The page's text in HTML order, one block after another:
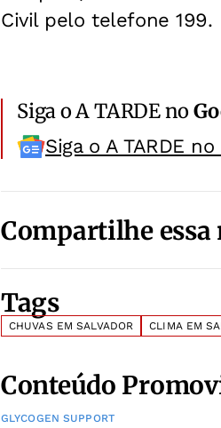
Civil pelo telefone 199.
Siga o A TARDE no
Siga o A TARDE
Compartilhe
Tags
CHUVAS EM SALVADOR CLIMA EM